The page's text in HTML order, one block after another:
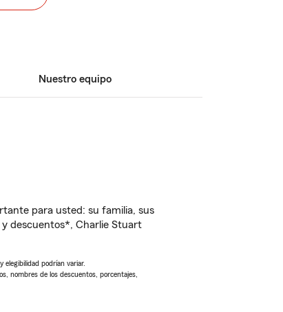
Nuestro equipo
para usted: su familia, sus
y descuentos*, Charlie Stuart
elegibilidad podrían variar.
nombres de los descuentos, porcentajes,